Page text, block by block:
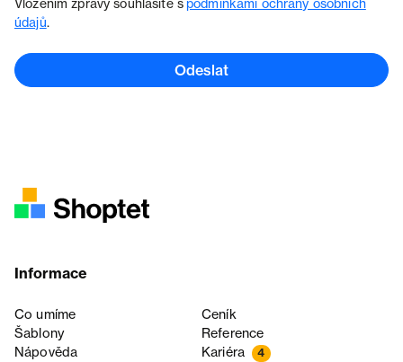
Vložením zprávy souhlasíte spodmínkami ochrany osobních
údajů.
Odeslat
Informace
Co umíme
Ceník
Šablony
Reference
Nápověda
Kariéra 4